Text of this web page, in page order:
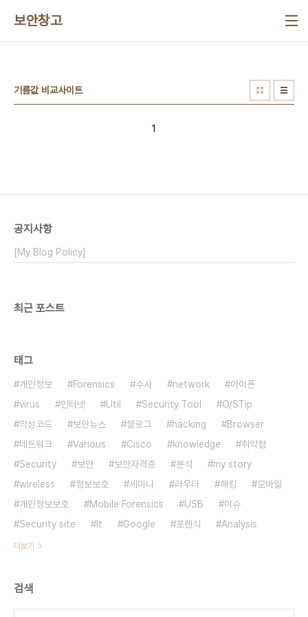
보안창고
기름값 비교사이트
1
공지사항
[My Blog Policy]
최근 포스트
태그
개인정보 Forensics 수사 network
아이폰
virus
인터넷 Util Security Tool
O/STip
악성코드
보안뉴스 블로그 hacking
Browser
네트워크
Various Cisco knowledge
취약점
Security
보안 보안자격증 분석
my story
wireless
정보보호 세미나 라우터 해킹
모바일
개인정보보호
Mobile Forensics USB
이슈
Security site
It Google 포렌식 Analysis
더보기
검색